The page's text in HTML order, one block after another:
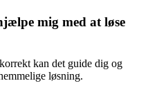
mig med at løse
kan det guide dig og
løsning.